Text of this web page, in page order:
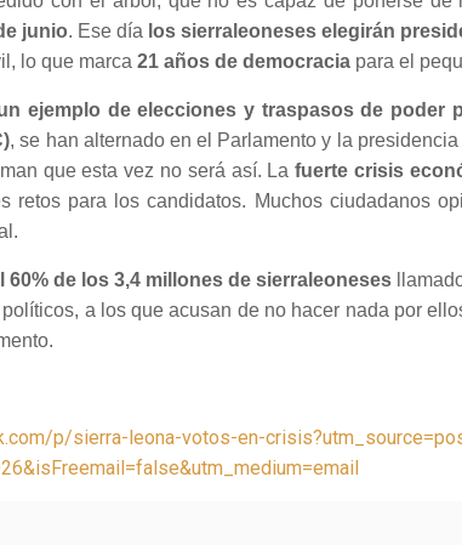
junio. Ese día los sierraleoneses elegirán
lo que marca21 años de democracia para el
ejemplo de elecciones y traspasos de poder
, se han alternado en el Parlamento y la
que esta vez no será así. Lafuerte crisis
retos para los candidatos. Muchos ciudadanos
de los 3,4 millones de sierraleoneses
a los que acusan de no hacer nada por
p/sierra-leona-votos-en-